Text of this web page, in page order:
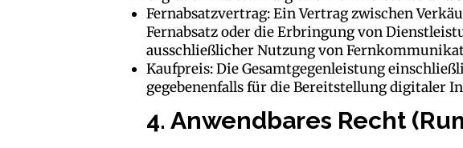
Fernabsatzvertrag: Ein Vertrag zwischen
Fernabsatz oder die Erbringung von
ausschließlicher Nutzung von
Kaufpreis: Die Gesamtgegenleistung
gegebenenfalls für die Bereitstellung digitaler
4. Anwendbares Recht